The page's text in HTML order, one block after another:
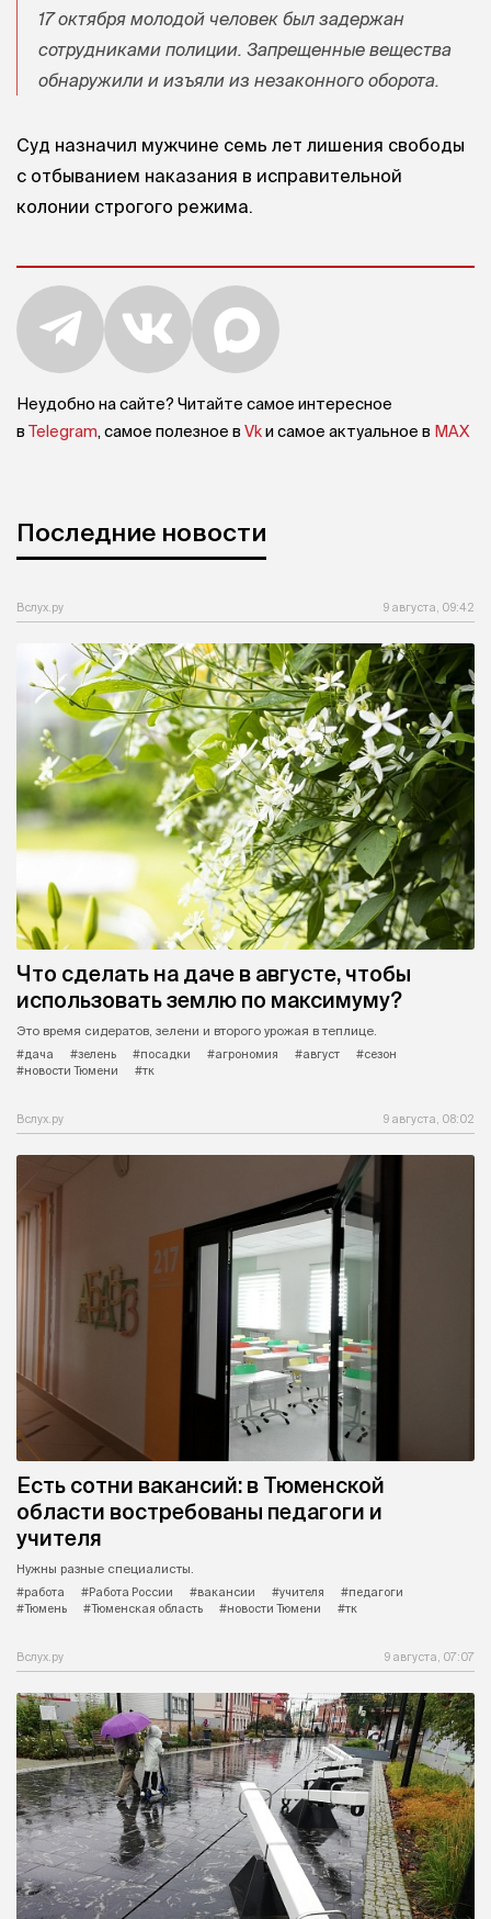
17 октября молодой человек был задержан
сотрудниками полиции. Запрещенные вещества
обнаружили и изъяли из незаконного оборота.
Суд назначил мужчине семь лет лишения свободы
с отбыванием наказания в исправительной
колонии строгого режима.
Неудобно на сайте? Читайте самое интересное
в Telegram, самое полезное в Vkи самое актуальное в MAX
Последние новости
Вслух.ру 9 августа, 09:42
Что сделать на даче в августе, чтобы
использовать землю по максимуму?
Это время сидератов, зелени и второго урожая в теплице.
#дача
#зелень #посадки #агрономия #август
#сезон
#новости Тюмени
#тк
Вслух.ру 9 августа, 08:02
Есть сотни вакансий: в Тюменской
области востребованы педагоги и
учителя
Нужны разные специалисты.
#работа
#Работа России #вакансии #учителя
#педагоги
#Тюмень
#Тюменская область #новости Тюмени #тк
Вслух.ру 9 августа, 07:07